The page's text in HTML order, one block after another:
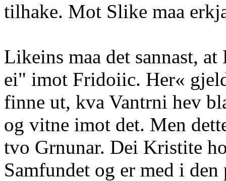
tilhake. Mot Slike maa
Likeins maa det sannast,
ei" imot Fridoiic. Her«
finne ut, kva Vantrni hev
og vitne imot det. Men
tvo Grnunar. Dei Kristite
Samfundet og er med i